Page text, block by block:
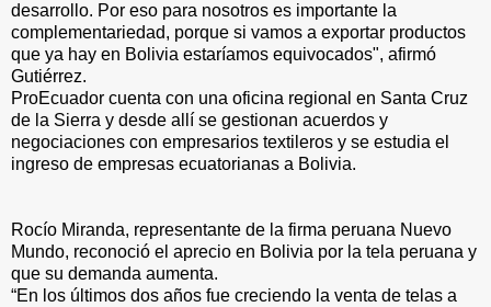
desarrollo. Por eso para nosotros es importante la
complementariedad, porque si vamos a exportar productos
que ya hay en Bolivia estaríamos equivocados", afirmó
Gutiérrez.
ProEcuador cuenta con una oficina regional en Santa Cruz
de la Sierra y desde allí se gestionan acuerdos y
negociaciones con empresarios textileros y se estudia el
ingreso de empresas ecuatorianas a Bolivia.
Rocío Miranda, representante de la firma peruana Nuevo
Mundo, reconoció el aprecio en Bolivia por la tela peruana y
que su demanda aumenta.
“En los últimos dos años fue creciendo la venta de telas a